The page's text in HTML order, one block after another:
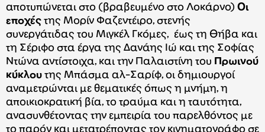
αποτυπώνεται στο (βραβευμένο στο Λοκάρνο) Οι
εποχές της Μορίν Φαζεντέιρο, στενής
συνεργάτιδας του Μιγκέλ Γκόμες, έως τη Θήβα και
τη Σέριφο στα έργα της Δανάης Ιώ και της Σοφίας
Ντώνα αντίστοιχα, και την Παλαιστίνη του Πρωινού
κύκλου της Μπάσμα αλ-Σαρίφ, οι δημιουργοί
αναμετρώνται με θεματικές όπως η μνήμη, η
αποικιοκρατική βία, το τραύμα και η ταυτότητα,
ανασυνθέτοντας την εμπειρία του παρελθόντος με
το παρόν και μετατρέποντας τον κινηματογράφο σε